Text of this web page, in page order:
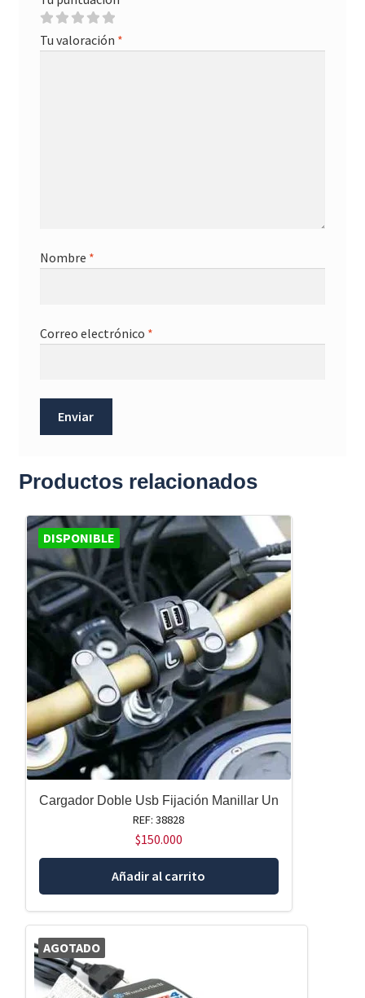
Tu valoración *
Nombre *
Correo electrónico *
Productos relacionados
DISPONIBLE
Cargador Doble Usb Fijación Manillar Un
REF: 38828
$150.000
Añadir al carrito
AGOTADO